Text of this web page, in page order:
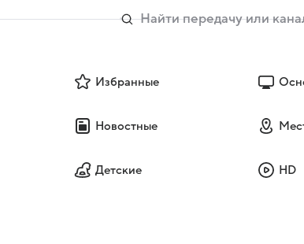
Избранные
Новостные
Детские HD